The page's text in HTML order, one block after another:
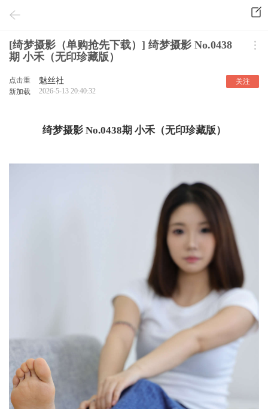
[绮梦摄影（单购抢先下载）] 绮梦摄影 No.0438
期 小禾（无印珍藏版）
点击重
新加载
魅丝社
2026-5-13 20:40:32
关注
绮梦摄影 No.0438期 小禾（无印珍藏版）